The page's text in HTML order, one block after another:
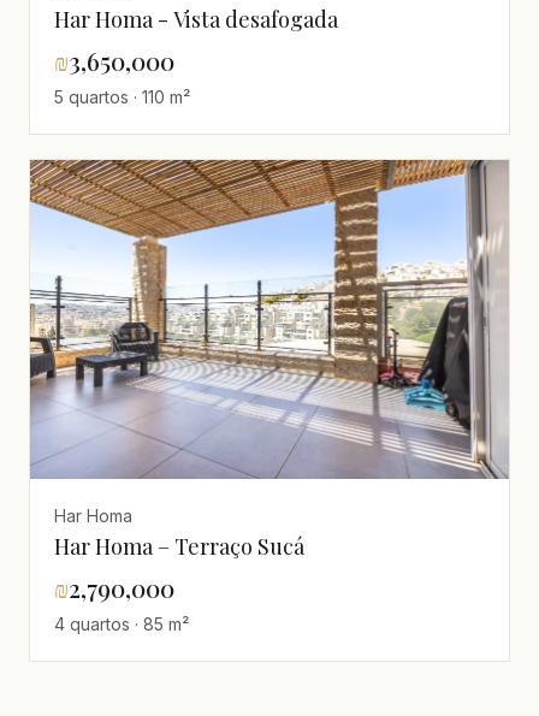
Har Homa - Vista desafogada
₪3,650,000
5 quartos · 110 m²
Har Homa
Har Homa – Terraço Sucá
₪2,790,000
4 quartos · 85 m²